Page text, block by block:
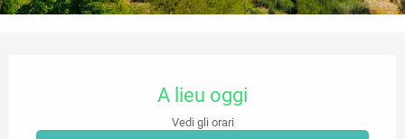
A lieu oggi
Vedi gli orari